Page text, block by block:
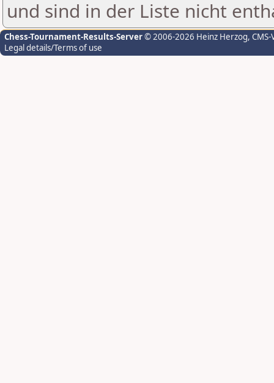
und sind in der Liste nicht
Chess-Tournament-Results-Server© 2006-2026 Heinz Herzog,
Legal details/Terms of use